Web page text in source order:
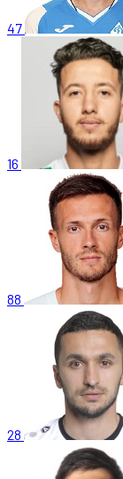
47
16
88
28